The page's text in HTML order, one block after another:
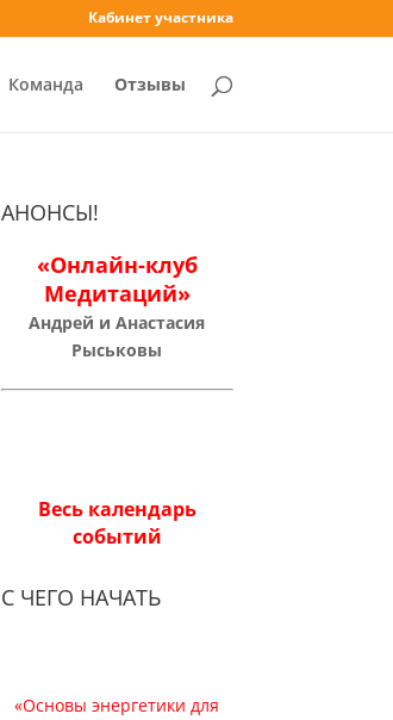
Кабинет участника
Команда Отзывы
АНОНСЫ!
«Онлайн-клуб
Медитаций»
Андрей и Анастасия
Рыськовы
Весь календарь
событий
С ЧЕГО НАЧАТЬ
«Основы энергетики для